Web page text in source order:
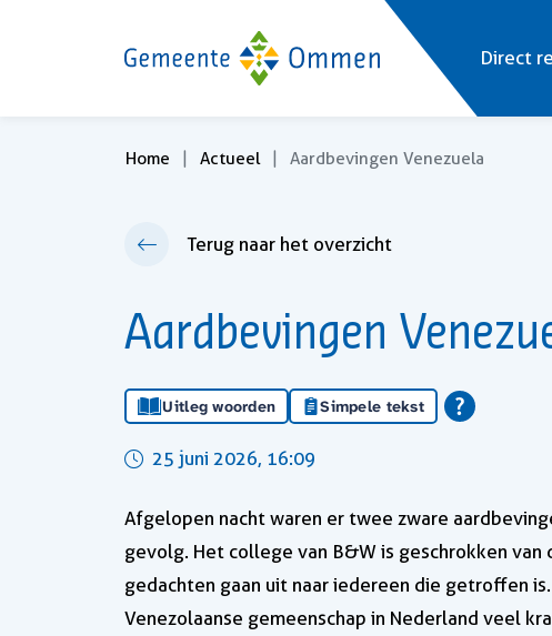
Direct
Home Actueel Aardbevingen Venezuela
Terug naar het overzicht
Aardbevingen
Uitleg woorden Simpele tekst
25 juni 2026, 16:09
Afgelopen nacht waren er twee zware
gevolg. Het college van B&W is geschrokken van
gedachten gaan uit naar iedereen die getroffen
Venezolaanse gemeenschap in Nederland veel